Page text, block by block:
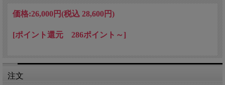
価格:26,000円(税込 28,600円)
[ポイント還元 286ポイント～]
注文